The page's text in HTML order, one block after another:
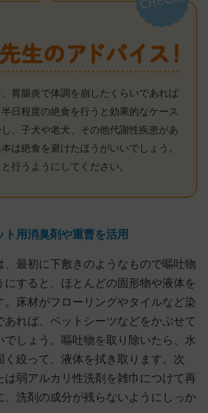
胃腸炎で体調を崩したくらいであれば
日程度の絶食を行うと効果的なケース
、子犬や老犬、その他代謝性疾患があ
は絶食を避けたほうがいいでしょう。
行うようにしてください。
ト用消臭剤や重曹を活用
、最初に下敷きのようなもので嘔吐物
にすると、ほとんどの固形物や液体を
。床材がフローリングやタイルなど染
あれば、ペットシーツなどをかぶせて
でしょう。嘔吐物を取り除いたら、水
く絞って、液体を拭き取ります。次
は弱アルカリ性洗剤を雑巾につけて再
、洗剤の成分が残らないようにしっか